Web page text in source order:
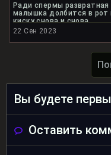
Ради спермы развратная
малышка долбится в рот
киску снова и снова
22 Сен 2023
Вы будете
Оставить